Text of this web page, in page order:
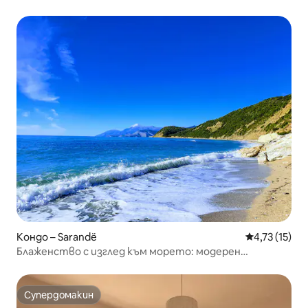
Кондо – Sarandë Средна
4,73 (15)
Блаженство с изглед към морето: модерен
Супердомакин
Супердомакин